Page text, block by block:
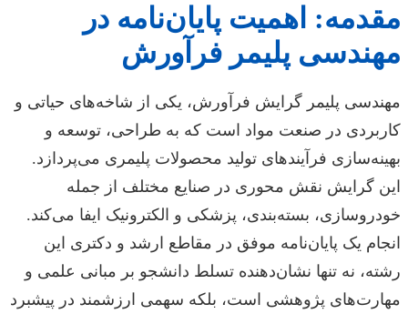
مقدمه: اهمیت پایان‌نامه در
مهندسی پلیمر فرآورش
مهندسی پلیمر گرایش فرآورش، یکی از شاخه‌های حیاتی و
کاربردی در صنعت مواد است که به طراحی، توسعه و
بهینه‌سازی فرآیندهای تولید محصولات پلیمری می‌پردازد.
این گرایش نقش محوری در صنایع مختلف از جمله
خودروسازی، بسته‌بندی، پزشکی و الکترونیک ایفا می‌کند.
انجام یک پایان‌نامه موفق در مقاطع ارشد و دکتری این
رشته، نه تنها نشان‌دهنده تسلط دانشجو بر مبانی علمی و
مهارت‌های پژوهشی است، بلکه سهمی ارزشمند در پیشبرد